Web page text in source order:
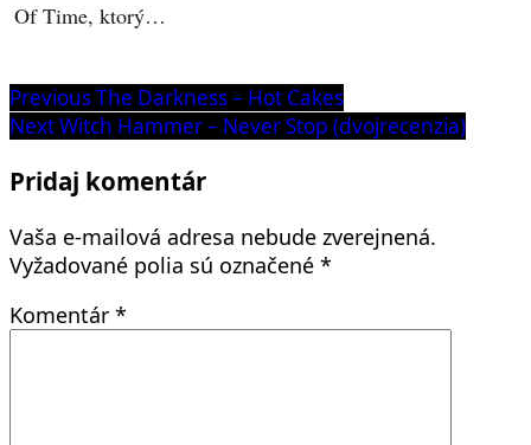
Of Time, ktorý…
Navigácia
v
článku
PreviousPrevious
post:
The Darkness – Hot Cakes
NextNext
Witch Hammer – Never Stop (dvojrecenzia)
Pridaj komentár
Vaša e-mailová adresa nebude zverejnená.
Vyžadované polia sú označené *
Komentár *